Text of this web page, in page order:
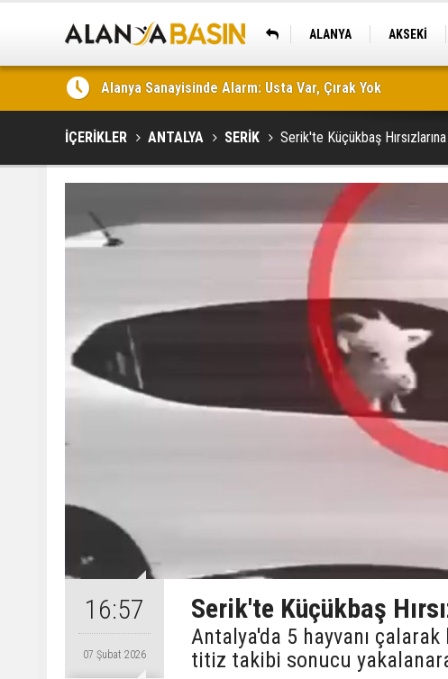
ALANYA AKSEKİ
Yeni Parti Alanya'da Kurucu Yönetimini Açıkladı
İÇERİKLER ANTALYA SERİK Serik'te Küçükbaş
16:57
07 Şubat 2026
Serik'te Küçükbaş
Antalya'da 5 hayvanı
titiz takibi sonucu